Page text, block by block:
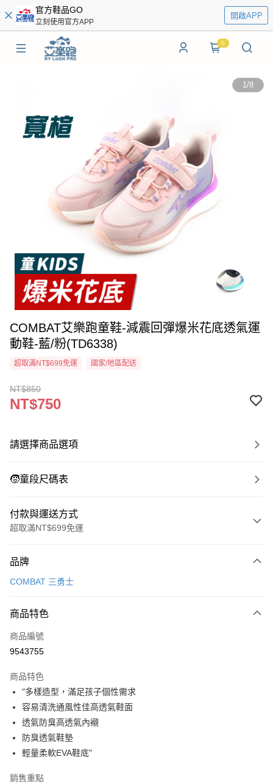
官方鞋品GO
立刻使用官方APP
開啟APP
0
1/8
COMBAT艾樂跑童鞋-減震回彈爆米花底透氣運
動鞋-藍/粉(TD6338)
超取滿NT$699免運 國家/地區配送
NT$850
NT$750
請選擇商品選項
🧒童段尺碼表
付款與運送方式
超取滿NT$699免運
信用卡一次付款
LINE Pay
Apple Pay
悠遊付
Google Pay
AFTEE先享後付
相關說明
【關於「AFTEE先享後付」】
便利好安心！
品牌
COMBAT 三勇士
商品特色
商品編號
9543755
商品特色
"多樣造型，滿足孩子個性需求
容易清洗通風性佳高透氣鞋面
透氣防臭高透氣內襯
防臭透氣鞋墊
輕量柔軟EVA鞋底"
銷售重點